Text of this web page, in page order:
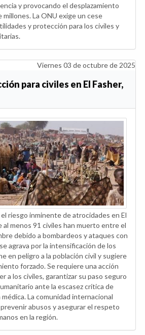
y provocando el desplazamiento
La ONU exige un cese
y protección para los civiles y
Viernes 03 de octubre de 2025
para civiles en El Fasher,
riesgo inminente de atrocidades en El
al menos 91 civiles han muerto entre el
debido a bombardeos y ataques con
agrava por la intensificación de los
en peligro a la población civil y sugiere
forzado. Se requiere una acción
a los civiles, garantizar su paso seguro
ante la escasez crítica de
La comunidad internacional
abusos y asegurar el respeto
en la región.